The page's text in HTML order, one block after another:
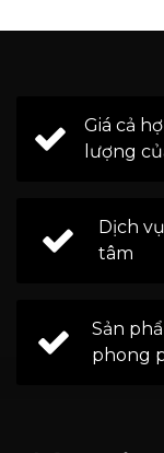
Giá cả
lượng
Dịch
tâm
Sản
phong